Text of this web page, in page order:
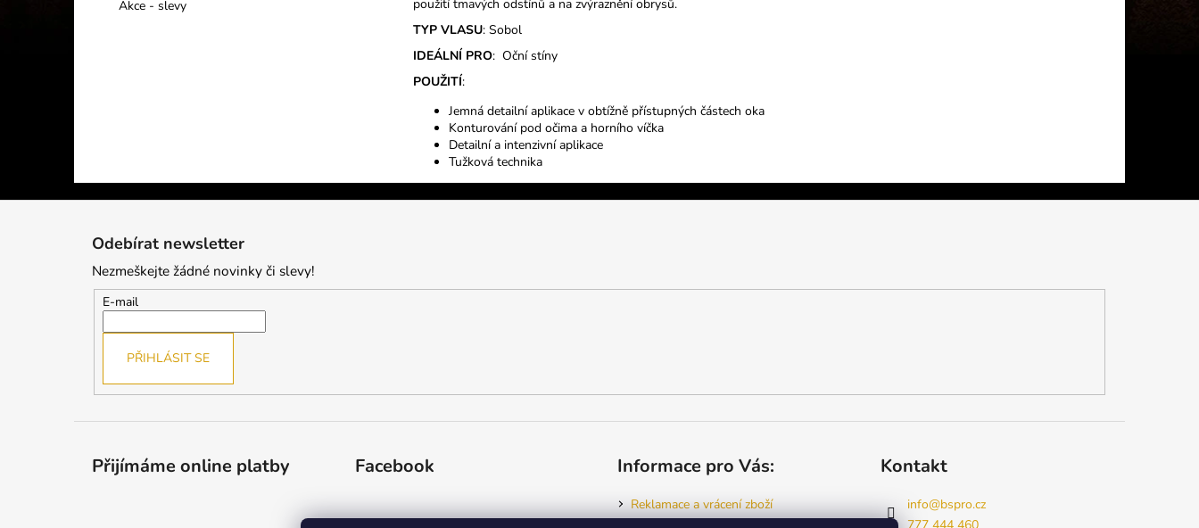
Akce - slevy
použití tmavých odstínů a na zvýraznění obrysů.
TYP VLASU: Sobol
IDEÁLNÍ PRO: Oční stíny
POUŽITÍ:
Jemná detailní aplikace v obtížně přístupných částech oka
Konturování pod očima a horního víčka
Detailní a intenzivní aplikace
Tužková technika
Odebírat newsletter
Nezmeškejte žádné novinky či slevy!
E-mail
PŘIHLÁSIT SE
Přijímáme online platby Facebook Informace pro Vás:
Reklamace a vrácení zboží
Kontakt
info@bspro.cz